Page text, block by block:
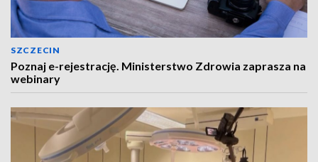
SZCZECIN
Poznaj e-rejestrację. Ministerstwo Zdrowia zaprasza na
webinary